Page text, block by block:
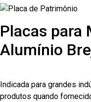
Placas para
Alumínio
Indicada para grandes
produtos quando